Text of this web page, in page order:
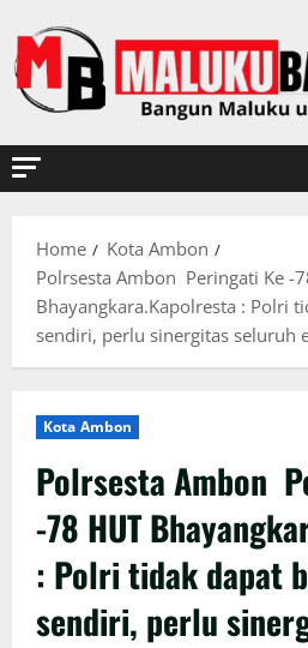
to
content
Home
Kota Ambon
Polrsesta Ambon Peringati Ke -
Bhayangkara.Kapolresta : Polri
sendiri, perlu sinergitas seluruh
Kota Ambon
Polrsesta Ambon
-78 HUT
: Polri tidak dapat
sendiri, perlu